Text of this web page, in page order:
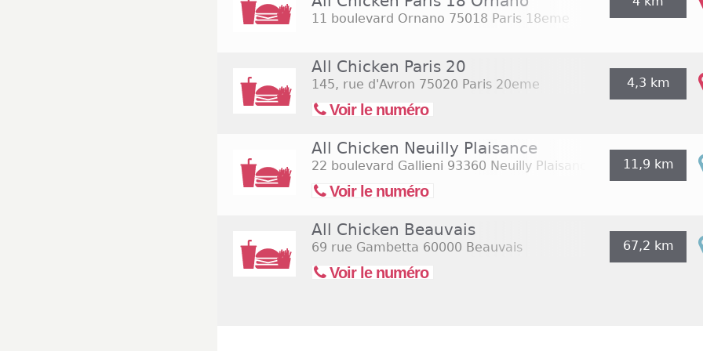
11 boulevard Ornano 75018 Paris 18eme
All Chicken Paris 20
145, rue d'Avron 75020 Paris 20eme
Voir le numéro
4,3 km
All Chicken Neuilly Plaisance
22 boulevard Gallieni 93360 Neuilly Plaisance
Voir le numéro
11,9 km
All Chicken Beauvais
69 rue Gambetta 60000 Beauvais
Voir le numéro
67,2 km